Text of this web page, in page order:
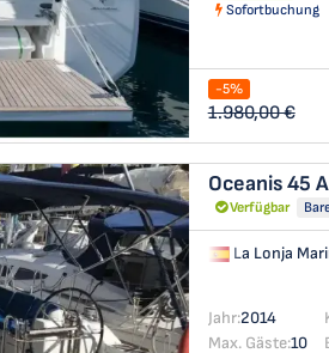
Sofortbuchung
-5%
1.980,00 €
Oceanis 45
Verfügbar
La Lonja
Jahr:2014
Max. Gäste:10